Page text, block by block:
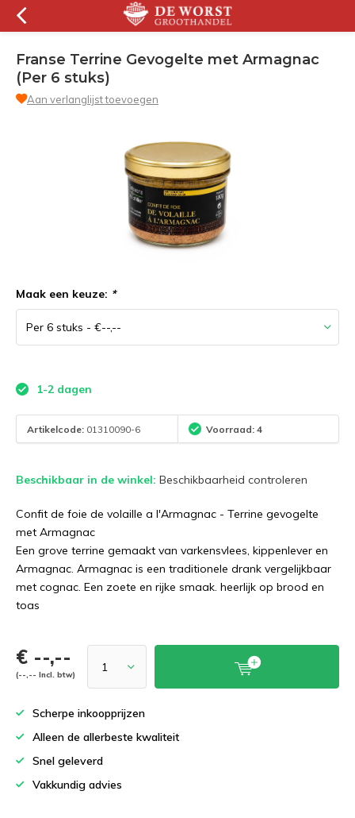
Franse Terrine Gevogelte met Armagnac
(Per 6 stuks)
Aan verlanglijst toevoegen
Maak een keuze: *
1-2 dagen
Artikelcode: 01310090-6 Voorraad: 4
Beschikbaar in de winkel: Beschikbaarheid controleren
Confit de foie de volaille a l'Armagnac - Terrine gevogelte
met Armagnac
Een grove terrine gemaakt van varkensvlees, kippenlever en
Armagnac. Armagnac is een traditionele drank vergelijkbaar
met cognac. Een zoete en rijke smaak. heerlijk op brood en
toas
€ --,--
(--,-- Incl. btw)
Scherpe inkoopprijzen
Alleen de allerbeste kwaliteit
Snel geleverd
Vakkundig advies